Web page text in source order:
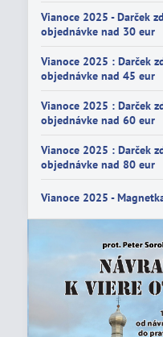
Vianoce 2025 - Darček
objednávke nad 30 eur
Vianoce 2025 : Darček
objednávke nad 45 eur
Vianoce 2025 : Darček
objednávke nad 60 eur
Vianoce 2025 : Darček
objednávke nad 80 eur
Vianoce 2025 -